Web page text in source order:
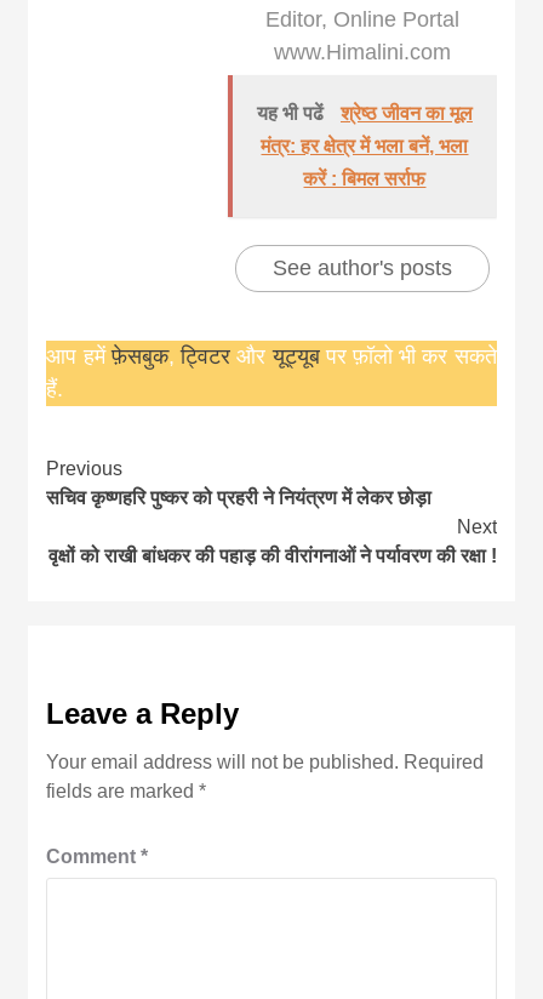
Editor, Online Portal
www.Himalini.com
यह भी पढें
श्रेष्ठ जीवन का मूल
मंत्र: हर क्षेत्र में भला बनें, भला
करें : बिमल सर्राफ
See author's posts
आप हमेंफ़ेसबुक,ट्विटरऔरयूट्यूबपर फ़ॉलो भी कर सकते
हैं.
Continue
Reading
Previous
सचिव कृष्णहरि पुष्कर को प्रहरी ने नियंत्रण में लेकर छोड़ा
Next
वृक्षों को राखी बांधकर की पहाड़ की वीरांगनाओं ने पर्यावरण की रक्षा !
Leave a Reply
Your email address will not be published. Required
fields are marked*
Comment*